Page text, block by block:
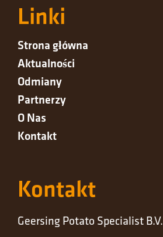
Linki
Strona główna
Aktualności
Odmiany
Partnerzy
O Nas
Kontakt
Kontakt
Geersing Potato Specialist B.V.